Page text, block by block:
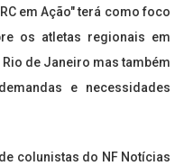
em Ação" terá como foco
os atletas regionais em
de Janeiro mas também
e necessidades
colunistas do NF Notícias